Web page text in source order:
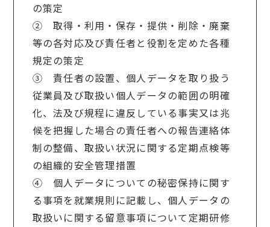
の策定
② 取得・利用・保存・提供・削除・廃棄
等の各対応及び責任者と役割を定めた各種
規定の策定
③ 責任者の設置、個人データを取り扱う
従業員及び取扱い個人データの範囲の明確
化、法及び規程に違反している事実又は兆
候を把握した場合の責任者への報告連絡体
制の整備、取扱い状況に関する定期点検等
の組織的安全管理措置
④ 個人データについての秘密保持に関す
る事項を就業規則に記載し、個人データの
取扱いに関する留意事項について定期研修